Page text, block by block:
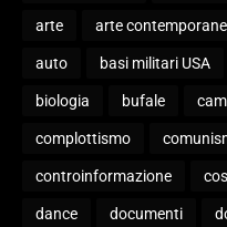
arte arte
auto basi militari USA
biologia bufale
complottismo
controinformazione
dance documenti